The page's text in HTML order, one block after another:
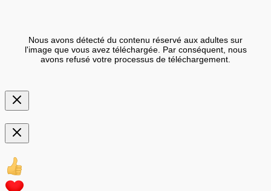
Nous avons détecté du contenu réservé aux adultes sur
l'image que vous avez téléchargée. Par conséquent, nous
avons refusé votre processus de téléchargement.